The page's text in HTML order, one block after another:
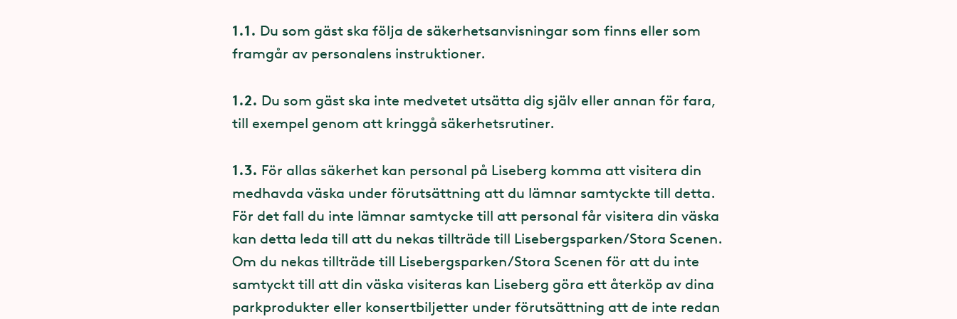
Dit kommer allt som är upphittat under dagen. Om du själv hittar något
som någon annan har tappat är det mycket uppskattat om du lämnar in
Upptäcker du att du har tappat något först efter ditt parkbesök är du
hittegodscentral. Vad det än gäller kontaktar du oss via formulär på den
här sidan omborttappade eller kvarglömde föremål . Tyvärr har vi ingen
möjlighet att ringa upp eller ta emot samtal om förlorade föremål.
Betalning i Lisebergsparken
Parken är kontantfri med undantag för våra 5-kampsspel och Lyckohjul.
Bortsprungna barn
runt omkring. Skulle det hända att ni tappar bort varandra så prata med
en Lisebergare för att få hjälp.
Namnband till barnen
Hämta gärna ut armband till barnen där ni kan skriva era
telefonnummer. Dessa armband finns att få gratis på Gästservice, i
biljettkassorna inne i parken samt vid entréer.
Kolla längden
1.1. Du som gäst ska följa de säkerhetsanvisningar som finns eller som
framgår av personalens instruktioner.
1.2. Du som gäst ska inte medvetet utsätta dig själv eller annan för fara,
till exempel genom att kringgå säkerhetsrutiner.
1.3. För allas säkerhet kan personal på Liseberg komma att visitera din
medhavda väska under förutsättning att du lämnar samtyckte till detta.
För det fall du inte lämnar samtycke till att personal får visitera din väska
kan detta leda till att du nekas tillträde till Lisebergsparken/Stora Scenen.
Om du nekas tillträde till Lisebergsparken/Stora Scenen för att du inte
samtyckt till att din väska visiteras kan Liseberg göra ett återköp av dina
parkprodukter eller konsertbiljetter under förutsättning att de inte redan